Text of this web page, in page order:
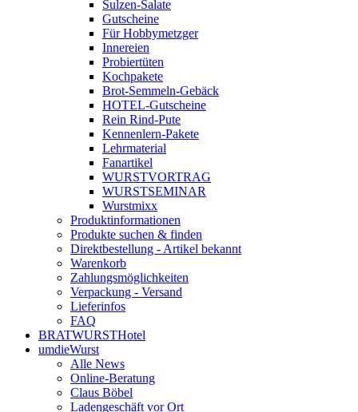
Sulzen-Salate
Gutscheine
Für Hobbymetzger
Innereien
Probiertüten
Kochpakete
Brot-Semmeln-Gebäck
HOTEL-Gutscheine
Rein Rind-Pute
Kennenlern-Pakete
Lehrmaterial
Fanartikel
WURST­VORTRAG
WURST­SEMINAR
Wurstmixx
Produktinformationen
Produkte suchen & finden
Direktbestellung - Artikel bekannt
Warenkorb
Zahlungsmöglichkeiten
Verpackung - Versand
Lieferinfos
FAQ
BRATWURSTHotel
umdieWurst
Alle News
Online-Beratung
Claus Böbel
Ladengeschäft vor Ort